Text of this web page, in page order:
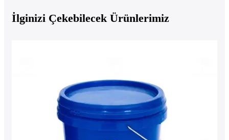
İlginizi Çekebilecek Ürünlerimiz